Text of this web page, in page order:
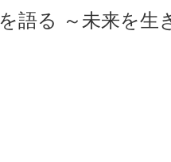
語る ～未来を